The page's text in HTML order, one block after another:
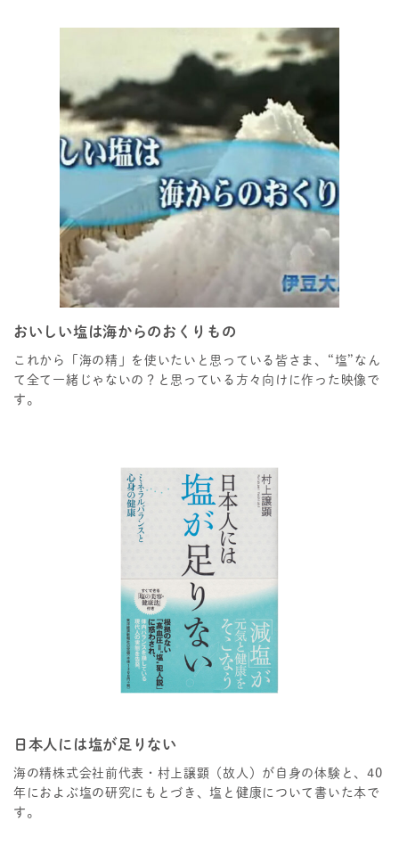
おいしい塩は海からのおくりもの
これから「海の精」を使いたいと思っている皆さま、“塩”なん
て全て一緒じゃないの？と思っている方々向けに作った映像で
す。
日本人には塩が足りない
海の精株式会社前代表・村上譲顕（故人）が自身の体験と、40
年におよぶ塩の研究にもとづき、塩と健康について書いた本で
す。